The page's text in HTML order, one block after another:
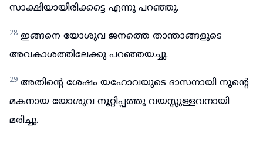
സാക്ഷിയായിരിക്കട്ടെ എന്നു പറഞ്ഞു.
28 ഇങ്ങനെ യോശുവ ജനത്തെ താന്താങ്ങളുടെ
അവകാശത്തിലേക്കു പറഞ്ഞയച്ചു.
29 അതിന്റെ ശേഷം യഹോവയുടെ ദാസനായി നൂന്റെ
മകനായ യോശുവ നൂറ്റിപ്പത്തു വയസ്സുള്ളവനായി
മരിച്ചു.